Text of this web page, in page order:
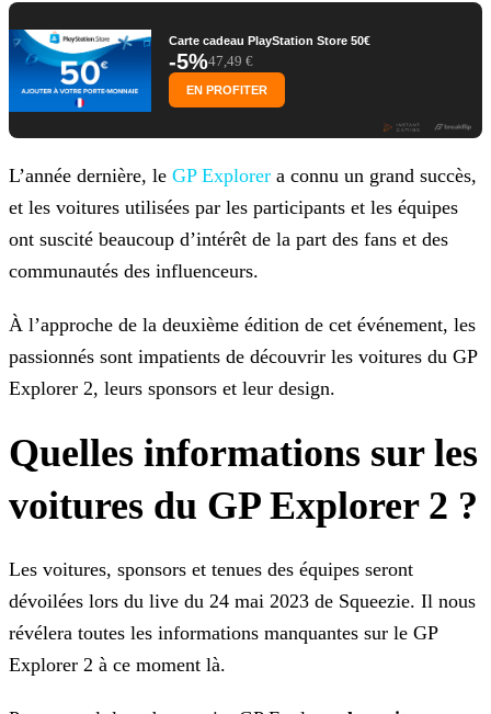
Carte cadeau PlayStation Store 50€
-5%47,49 €
EN PROFITER
L’année dernière, le GP Explorer a connu un grand succès,
et les voitures utilisées par les participants et les équipes
ont suscité beaucoup d’intérêt de la part des fans et des
communautés des influenceurs.
À l’approche de la deuxième édition de cet événement, les
passionnés sont impatients de découvrir les voitures du GP
Explorer 2, leurs sponsors et leur design.
Quelles informations sur les
voitures du GP Explorer 2 ?
Les voitures, sponsors et tenues des équipes seront
dévoilées lors du live du 24 mai 2023 de Squeezie. Il nous
révélera toutes les informations manquantes sur le GP
Explorer 2 à ce moment là.